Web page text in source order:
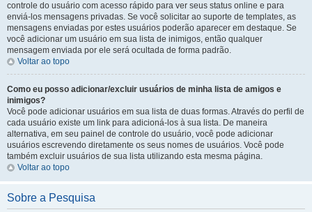
controle do usuário com acesso rápido para ver seus status online e para
enviá-los mensagens privadas. Se você solicitar ao suporte de templates, as
mensagens enviadas por estes usuários poderão aparecer em destaque. Se
você adicionar um usuário em sua lista de inimigos, então qualquer
mensagem enviada por ele será ocultada de forma padrão.
Voltar ao topo
Como eu posso adicionar/excluir usuários de minha lista de amigos e
inimigos?
Você pode adicionar usuários em sua lista de duas formas. Através do perfil de
cada usuário existe um link para adicioná-los à sua lista. De maneira
alternativa, em seu painel de controle do usuário, você pode adicionar
usuários escrevendo diretamente os seus nomes de usuários. Você pode
também excluir usuários de sua lista utilizando esta mesma página.
Voltar ao topo
Sobre a Pesquisa